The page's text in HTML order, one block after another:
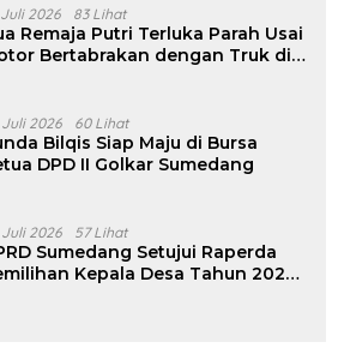
2026 83 Lihat
Remaja Putri Terluka Parah Usai
Bertabrakan dengan Truk di
2026 60 Lihat
Bilqis Siap Maju di Bursa
DPD II Golkar Sumedang
2026 57 Lihat
Sumedang Setujui Raperda
Kepala Desa Tahun 2026